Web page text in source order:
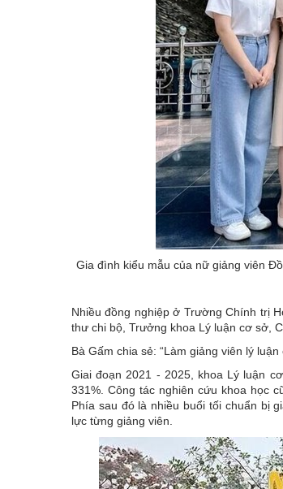
Gia đình kiểu mẫu của nữ giảng viên
Nhiều đồng nghiệp ở Trường Chính trị
thư chi bộ, Trưởng khoa Lý luận cơ sở,
Bà Gấm chia sẻ: “Làm giảng viên lý
Giai đoạn 2021 - 2025, khoa Lý luận
331%. Công tác nghiên cứu khoa học
Phía sau đó là nhiều buổi tối chuẩn bị
lực từng giảng viên.